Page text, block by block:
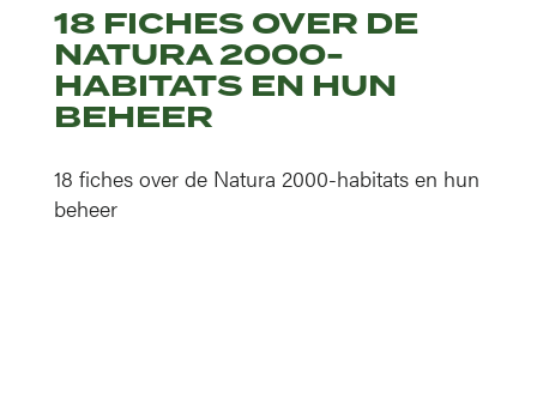
18 FICHES OVER DE
NATURA 2000-
HABITATS EN HUN
BEHEER
18 fiches over de Natura 2000-habitats en hun
beheer